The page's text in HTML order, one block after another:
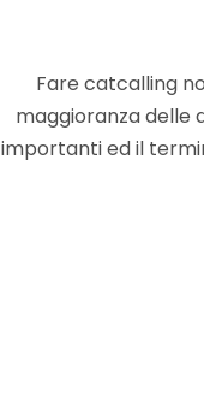
Fare catcalling
maggioranza delle
importanti ed il